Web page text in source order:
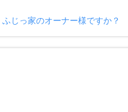
ふじっ家のオーナー様ですか？